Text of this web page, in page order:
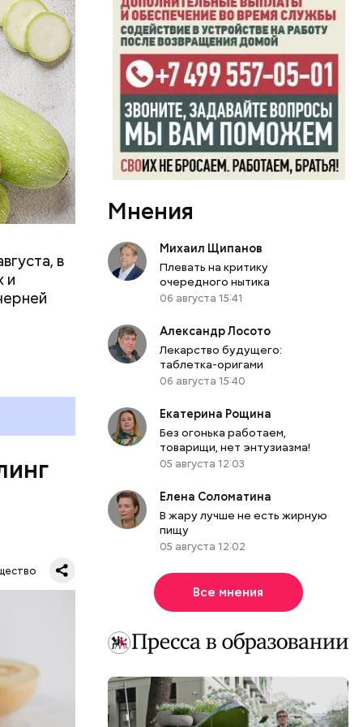
в
и
у
Мнения
Михаил Щипанов
Плевать на критику
очередного нытика
06 августа 15:41
Александр Лосото
Лекарство будущего:
таблетка-оригами
06 августа 15:40
Екатерина Рощина
Без огонька работаем,
товарищи, нет энтузиазма!
05 августа 12:03
Елена Соломатина
В жару лучше не есть жирную
пищу
05 августа 12:02
Все мнения